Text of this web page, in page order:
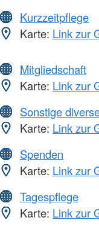
Kurzzeitpflege
Karte: Link zur
Mitgliedschaft
Karte: Link zur
Sonstige
Karte: Link zur
Spenden
Karte: Link zur
Tagespflege
Karte: Link zur